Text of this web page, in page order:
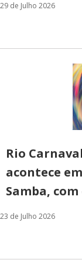
29 de Julho 2026
Rio
acontece
Samba,
23 de Julho 2026